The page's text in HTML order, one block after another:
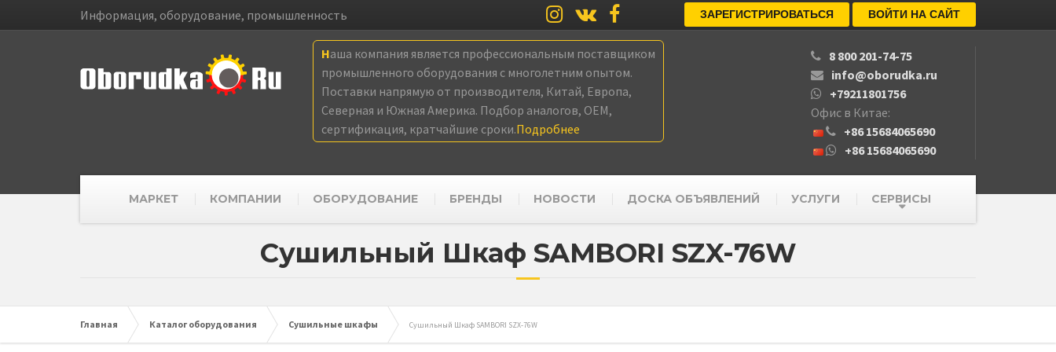
Информация, оборудование, промышленность ЗАРЕГИСТРИРОВАТЬСЯ ВОЙТИ НА САЙТ
Наша компания является профессиональным поставщиком
промышленного оборудования с многолетним опытом.
Поставки напрямую от производителя, Китай, Европа,
Северная и Южная Америка. Подбор аналогов, OEM,
сертификация, кратчайшие сроки.Подробнее
8 800 201-74-75
info@oborudka.ru
+79211801756
Офис в Китае:
+86 15684065690
+86 15684065690
МАРКЕТ КОМПАНИИ ОБОРУДОВАНИЕ БРЕНДЫ НОВОСТИ ДОСКА ОБЪЯВЛЕНИЙ УСЛУГИ СЕРВИСЫ
Сушильный Шкаф SAMBORI SZX-76W
Главная Каталог оборудования Сушильные шкафы Сушильный Шкаф SAMBORI SZX-76W